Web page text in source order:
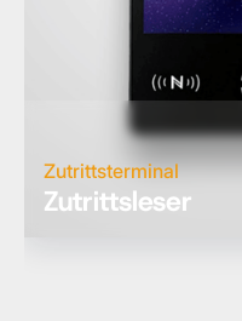
Zutrittsterminal
Zutrittsleser